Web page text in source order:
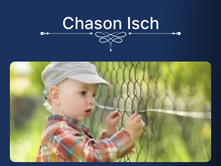
Chason Isch